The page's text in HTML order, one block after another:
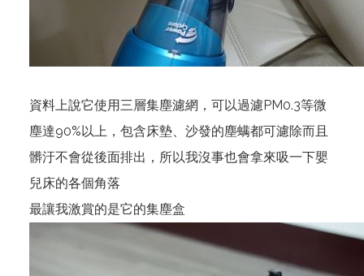
資料上說它使用三層集塵濾網，可以過濾PM0.3等微
塵達90%以上，包含床墊、沙發的塵螨都可濾除而且
髒汙不會從後面排出，所以我沒事也會拿來吸一下嬰
兒床的各個角落
最讓我激賞的是它的集塵盒